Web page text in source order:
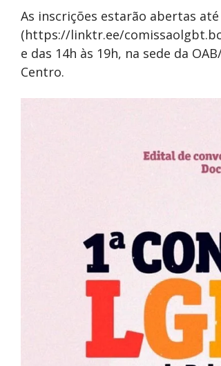
As inscrições estarão abertas
(https://linktr.ee/
e das 14h às 19h, na sede da
Centro.